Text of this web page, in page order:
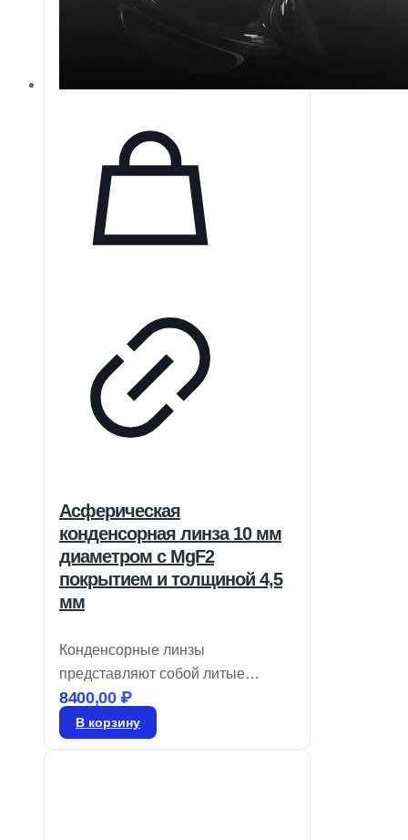
Асферическая
конденсорная линза 10 мм
диаметром с MgF2
покрытием и толщиной 4,5
мм
Конденсорные линзы
представляют собой литые
оптические элементы,
предназначенные для
8400,00₽
В корзину